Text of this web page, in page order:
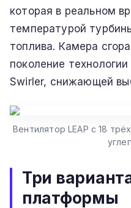
которая в реальном
температурой
топлива. Камера
поколение
Swirler, снижающей
Вентилятор LEAP с 18
Три
платформы